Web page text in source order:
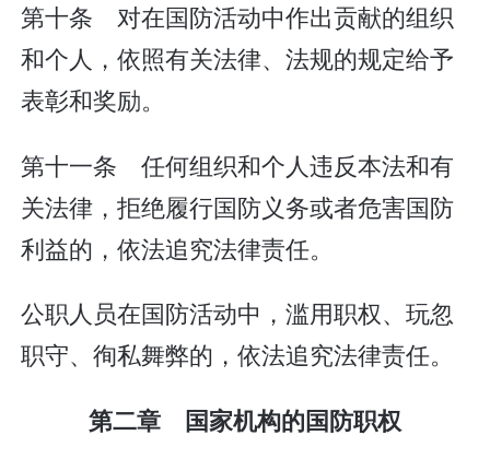
第十条 对在国防活动中作出贡献的组织
和个人，依照有关法律、法规的规定给予
表彰和奖励。
第十一条 任何组织和个人违反本法和有
关法律，拒绝履行国防义务或者危害国防
利益的，依法追究法律责任。
公职人员在国防活动中，滥用职权、玩忽
职守、徇私舞弊的，依法追究法律责任。
第二章 国家机构的国防职权